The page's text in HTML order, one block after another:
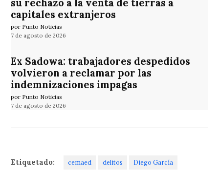
su rechazo a la venta de tierras a
capitales extranjeros
por Punto Noticias
7 de agosto de 2026
Ex Sadowa: trabajadores despedidos
volvieron a reclamar por las
indemnizaciones impagas
por Punto Noticias
7 de agosto de 2026
Etiquetado: cemaed delitos Diego García